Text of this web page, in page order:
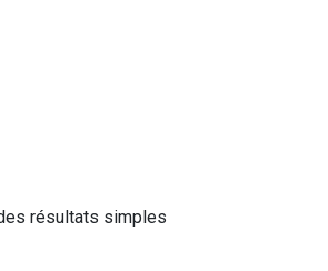
résultats simples